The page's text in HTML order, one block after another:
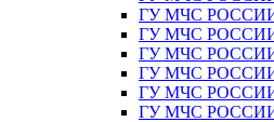
ГУ МЧС
ГУ МЧС
ГУ МЧС
ГУ МЧС
ГУ МЧС
ГУ МЧС